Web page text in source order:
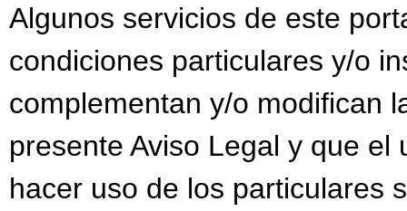
Algunos servicios de este
condiciones particulares y/o
complementan y/o modifican
presente Aviso Legal y que
hacer uso de los particulares